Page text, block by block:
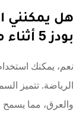
هل يمكنني
بودز 5 أثناء ممارسة الرياضة؟
الرياضة. تتميز
والعرق، مما يسمح